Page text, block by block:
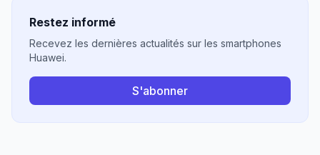
Restez informé
Recevez les dernières actualités sur les smartphones
Huawei.
S'abonner